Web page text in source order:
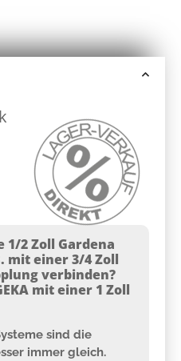
1/2 Zoll Gardena
mit einer 3/4 Zoll
verbinden?
mit einer 1 Zoll
sind die
immer gleich.